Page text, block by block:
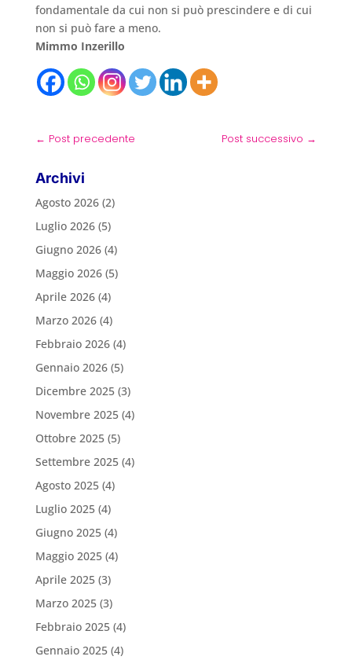
fondamentale da cui non si può prescindere e di cui
non si può fare a meno.
Mimmo Inzerillo
← Post precedente Post successivo →
Archivi
Agosto 2026(2)
Luglio 2026(5)
Giugno 2026(4)
Maggio 2026(5)
Aprile 2026(4)
Marzo 2026(4)
Febbraio 2026(4)
Gennaio 2026(5)
Dicembre 2025(3)
Novembre 2025(4)
Ottobre 2025(5)
Settembre 2025(4)
Agosto 2025(4)
Luglio 2025(4)
Giugno 2025(4)
Maggio 2025(4)
Aprile 2025(3)
Marzo 2025(3)
Febbraio 2025(4)
Gennaio 2025(4)